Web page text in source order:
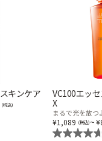
プ
キンケア
VC100エッ
X
まるで光を放つ
1,089 ~